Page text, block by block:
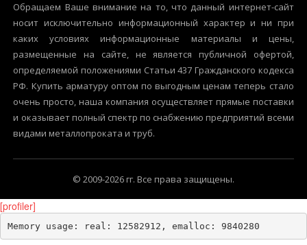
Обращаем Ваше внимание на то, что данный интернет-сайт
носит исключительно информационный характер и ни при
каких условиях информационные материалы и цены,
размещенные на сайте, не является публичной офертой,
определяемой положениями Статьи 437 Гражданского кодекса
РФ. Купить арматуру оптом по выгодным ценам теперь стало
очень просто, наша компания осуществляет прямые поставки
и оказывает полный спектр по снабжению предприятий всеми
видами металлопроката и труб.
© 2009-2026 гг. Все права защищены.
[profiler]
Memory usage: real: 12582912, emalloc: 9840280